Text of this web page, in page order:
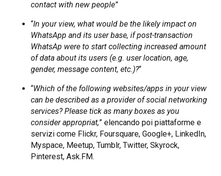
contact with new people”
“In your view, what would be the likely impact on
WhatsApp and its user base, if post-transaction
WhatsAp were to start collecting increased amount
of data about its users (e.g. user location, age,
gender, message content, etc.)?“
“Which of the following websites/apps in your view
can be described as a provider of social networking
services? Please tick as many boxes as you
consider appropriat,” elencando poi piattaforme e
servizi come Flickr, Foursquare, Google+, LinkedIn,
Myspace, Meetup, Tumblr, Twitter, Skyrock,
Pinterest, Ask.FM.